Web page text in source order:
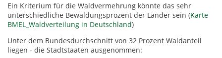
Ein Kriterium für die Waldvermehrung könnte das sehr
unterschiedliche Bewaldungsprozent der Länder sein (Karte
BMEL_Waldverteilung in Deutschland)
Unter dem Bundesdurchschnitt von 32 Prozent Waldanteil
liegen - die Stadtstaaten ausgenommen: